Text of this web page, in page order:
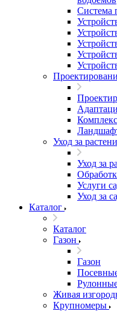
Система
Уход за
Уход за
Услуги
Уход за
Каталог
Каталог
Газон
Газон
Живая
Крупномеры